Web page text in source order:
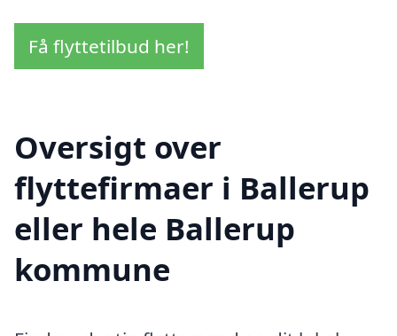
Få flyttetilbud her!
Oversigt over
flyttefirmaer i Ballerup
eller hele Ballerup
kommune